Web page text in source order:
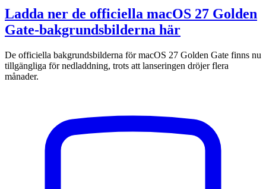
Ladda ner de officiella macOS 27 Golden
Gate-bakgrundsbilderna här
De officiella bakgrundsbilderna för macOS 27 Golden Gate finns nu
tillgängliga för nedladdning, trots att lanseringen dröjer flera
månader.